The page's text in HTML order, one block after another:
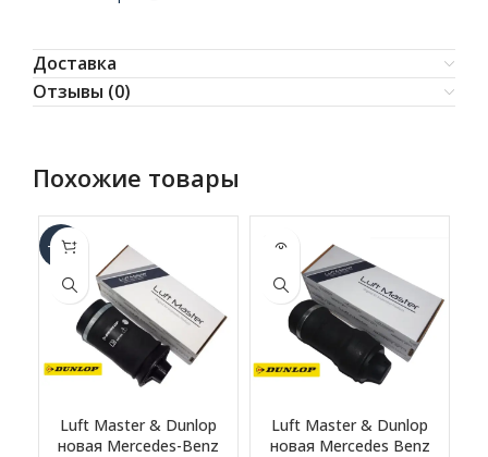
Доставка
Отзывы (0)
Похожие товары
-17%
Luft Master & Dunlop
новая Mercedes-Benz
SOLD
OUT
Luft Master & Dunlop
новая Mercedes Benz